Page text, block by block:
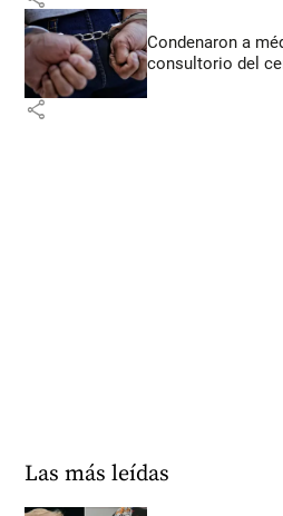
Condenaron a
consultorio del
share
Las más leídas